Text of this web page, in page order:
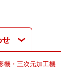
せ
機・三次元加工機